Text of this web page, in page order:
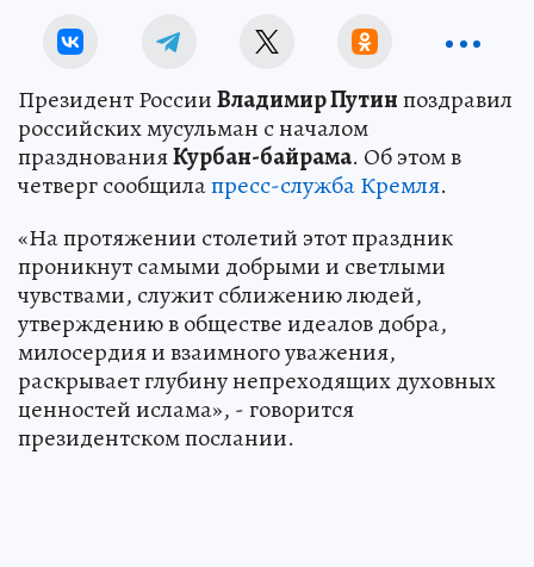
Президент РоссииВладимир Путинпоздравил
российских мусульман с началом
празднованияКурбан-байрама. Об этом в
четверг сообщилапресс-служба Кремля.
«На протяжении столетий этот праздник
проникнут самыми добрыми и светлыми
чувствами, служит сближению людей,
утверждению в обществе идеалов добра,
милосердия и взаимного уважения,
раскрывает глубину непреходящих духовных
ценностей ислама», - говорится
президентском послании.